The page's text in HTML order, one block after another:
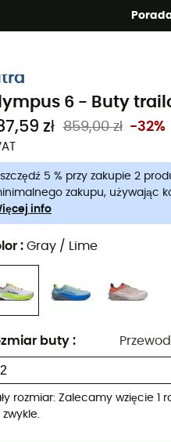
6 - Buty
zł 859,00 zł -32%
5 % przy zakupie 2
zakupu, używając
info
: Gray / Lime
buty :
rozmiar: Zalecamy wzięcie 1
zwykle.